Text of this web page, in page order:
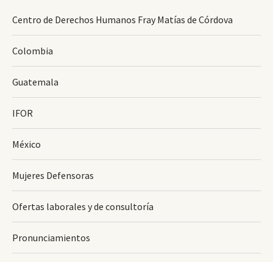
Centro de Derechos Humanos Fray Matías de Córdova
Colombia
Guatemala
IFOR
México
Mujeres Defensoras
Ofertas laborales y de consultoría
Pronunciamientos